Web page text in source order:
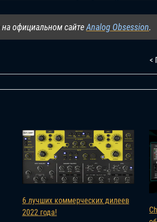
официальном сайтеAnalog Obsession.
<
6 лучших коммерческих дилеев
2022 года!